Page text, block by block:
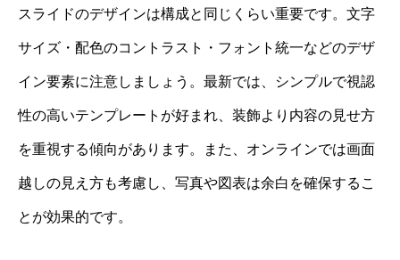
スライドのデザインは構成と同じくらい重要です。文字
サイズ・配色のコントラスト・フォント統一などのデザ
イン要素に注意しましょう。最新では、シンプルで視認
性の高いテンプレートが好まれ、装飾より内容の見せ方
を重視する傾向があります。また、オンラインでは画面
越しの見え方も考慮し、写真や図表は余白を確保するこ
とが効果的です。